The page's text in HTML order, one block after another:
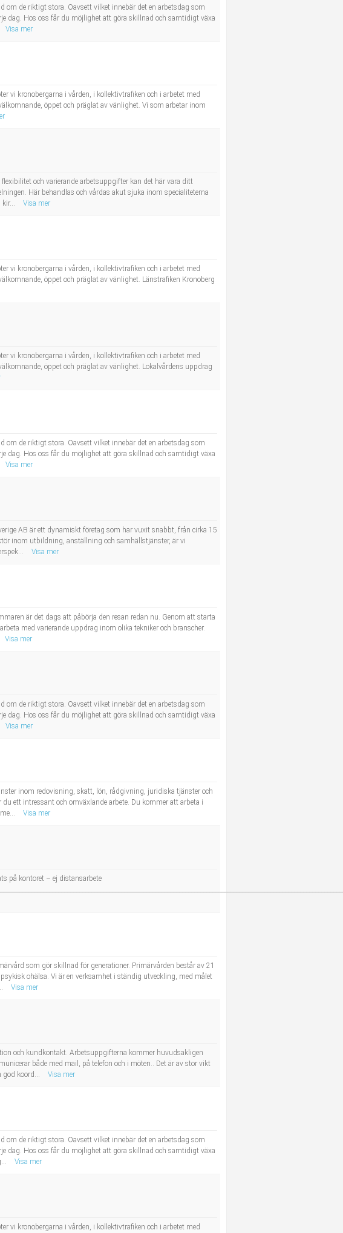
om de riktigt stora. Oavsett vilket innebär det en arbetsdag som
dag. Hos oss får du möjlighet att göra skillnad och samtidigt växa
Visa mer
vi kronobergarna i vården, i kollektivtrafiken och i arbetet med
öppet och präglat av vänlighet. Vi som arbetar inom
och varierande arbetsuppgifter kan det här vara ditt
Här behandlas och vårdas akut sjuka inom specialiteterna
Visa mer
vi kronobergarna i vården, i kollektivtrafiken och i arbetet med
öppet och präglat av vänlighet. Länstrafiken Kronoberg
vi kronobergarna i vården, i kollektivtrafiken och i arbetet med
öppet och präglat av vänlighet. Lokalvårdens uppdrag
om de riktigt stora. Oavsett vilket innebär det en arbetsdag som
dag. Hos oss får du möjlighet att göra skillnad och samtidigt växa
Visa mer
AB är ett dynamiskt företag som har vuxit snabbt, från cirka 15
inom utbildning, anställning och samhällstjänster, är vi
Visa mer
är det dags att påbörja den resan redan nu. Genom att starta
med varierande uppdrag inom olika tekniker och branscher.
Visa mer
om de riktigt stora. Oavsett vilket innebär det en arbetsdag som
dag. Hos oss får du möjlighet att göra skillnad och samtidigt växa
Visa mer
inom redovisning, skatt, lön, rådgivning, juridiska tjänster och
ett intressant och omväxlande arbete. Du kommer att arbeta i
Visa mer
på kontoret – ej distansarbete
som gör skillnad för generationer. Primärvården består av 21
ohälsa. Vi är en verksamhet i ständig utveckling, med målet
Visa mer
och kundkontakt. Arbetsuppgifterna kommer huvudsakligen
både med mail, på telefon och i möten.. Det är av stor vikt
koord...
Visa mer
om de riktigt stora. Oavsett vilket innebär det en arbetsdag som
dag. Hos oss får du möjlighet att göra skillnad och samtidigt växa
Visa mer
vi kronobergarna i vården, i kollektivtrafiken och i arbetet med